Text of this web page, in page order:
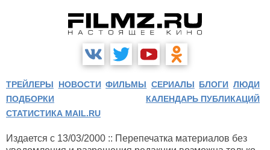
ТРЕЙЛЕРЫ НОВОСТИ ФИЛЬМЫ СЕРИАЛЫ БЛОГИ ЛЮДИ
ПОДБОРКИ
КАЛЕНДАРЬ ПУБЛИКАЦИЙ
СТАТИСТИКА MAIL.RU
Издается с 13/03/2000 :: Перепечатка материалов без